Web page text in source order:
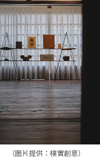
（圖片提供：樸實創意）